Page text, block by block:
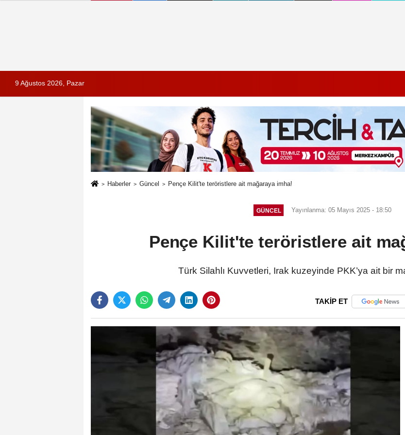
9 Ağustos 2026, Pazar
Haberler Güncel Pençe Kilit'te teröristlere ait mağaraya imha!
GÜNCEL Yayınlanma: 05 Mayıs 2025 - 18:50
Pençe Kilit'te teröristlere ait
Türk Silahlı Kuvvetleri, Irak kuzeyinde PKK’ya ait bir
TAKİP ET